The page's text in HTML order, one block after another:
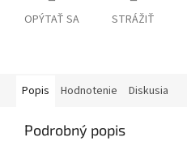
OPÝTAŤ SA STRÁŽIŤ
Popis Hodnotenie Diskusia
Podrobný popis